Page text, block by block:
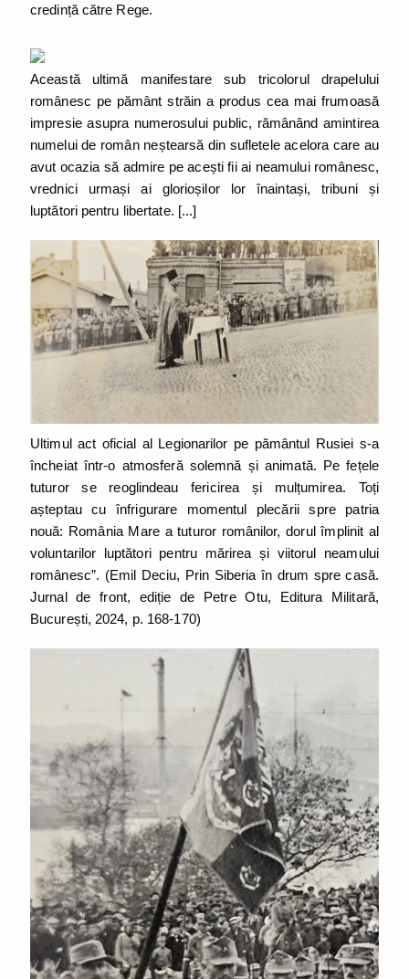
credință către Rege.
Această ultimă manifestare sub tricolorul drapelului
românesc pe pământ străin a produs cea mai frumoasă
impresie asupra numerosului public, rămânând amintirea
numelui de român neștearsă din sufletele acelora care au
avut ocazia să admire pe acești fii ai neamului românesc,
vrednici urmași ai glorioșilor lor înaintași, tribuni și
luptători pentru libertate. [...]
Ultimul act oficial al Legionarilor pe pământul Rusiei s-a
încheiat într-o atmosferă solemnă și animată. Pe fețele
tuturor se reoglindeau fericirea și mulțumirea. Toți
așteptau cu înfrigurare momentul plecării spre patria
nouă: România Mare a tuturor românilor, dorul împlinit al
voluntarilor luptători pentru mărirea și viitorul neamului
românesc”. (Emil Deciu, Prin Siberia în drum spre casă.
Jurnal de front, ediție de Petre Otu, Editura Militară,
București, 2024, p. 168-170)